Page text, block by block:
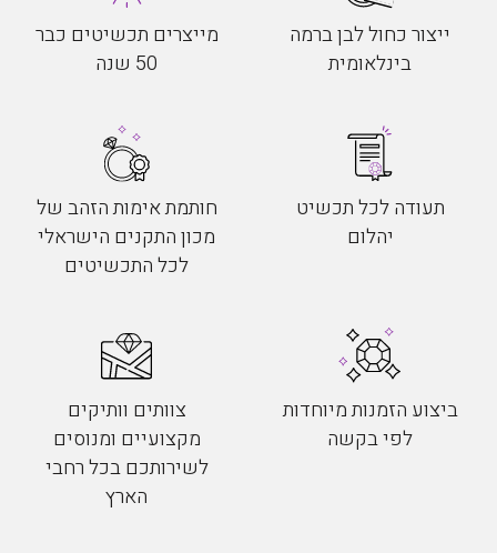
ייצור כחול לבן ברמה
בינלאומית
מייצרים תכשיטים כבר
50 שנה
תעודה לכל תכשיט
יהלום
חותמת אימות הזהב של
מכון התקנים הישראלי
לכל התכשיטים
ביצוע הזמנות מיוחדות
לפי בקשה
צוותים וותיקים
מקצועיים ומנוסים
לשירותכם בכל רחבי
הארץ